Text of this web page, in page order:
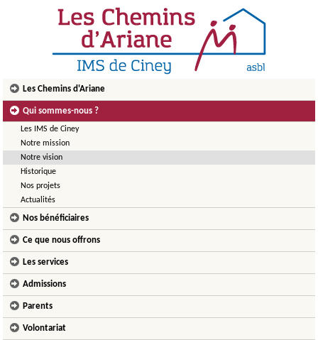
Les Chemins d'Ariane
Qui sommes-nous ?
Les IMS de Ciney
Notre mission
Notre vision
Historique
Nos projets
Actualités
Nos bénéficiaires
Ce que nous offrons
Les services
Admissions
Parents
Volontariat